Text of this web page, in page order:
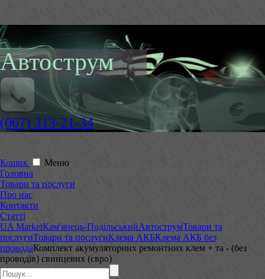
Автострум
(067) 313-21-34
Кошик
Меню
Головна
Товари та послуги
Про нас
Контакти
Статті
UA MarketКам'янець-ПодільськийАвтострумТовари та
послугиТовари та послугиКлема АКБКлема АКБ без
проводаКомплект акумуляторних ремонтних клем + та - (без
проводів) свинцевих (євро)